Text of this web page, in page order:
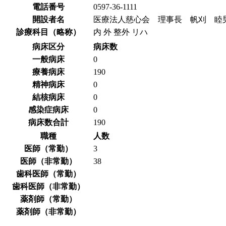
電話番号
0597-36-1111
開設者名
医療法人慈心会 理事長 帆刈 睦
診療科目（略称）
内 外 整外 リハ
病床区分
病床数
一般病床
0
療養病床
190
精神病床
0
結核病床
0
感染症病床
0
病床数合計
190
職種
人数
医師（常勤）
3
医師（非常勤）
38
歯科医師（常勤）
歯科医師（非常勤）
薬剤師（常勤）
薬剤師（非常勤）